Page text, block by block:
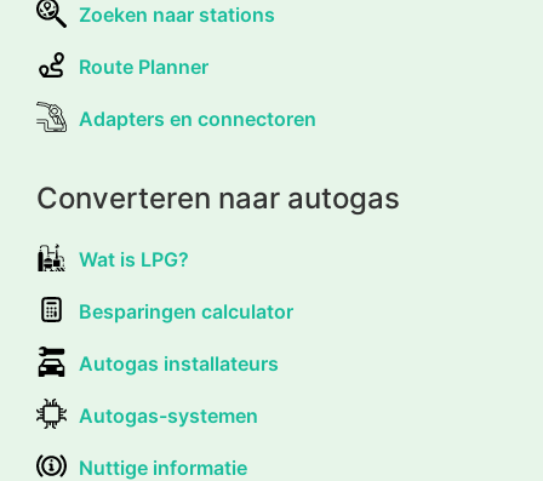
Zoeken naar stations
Route Planner
Adapters en connectoren
Converteren naar autogas
Wat is LPG?
Besparingen calculator
Autogas installateurs
Autogas-systemen
Nuttige informatie